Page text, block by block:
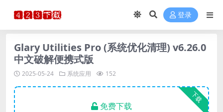
登录
Glary Utilities Pro (系统优化清理) v6.26.0
中文破解便携式版
2025-05-24 系统应用 152
下载
免费下载